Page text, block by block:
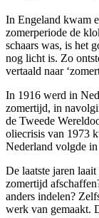
In Engeland kwam
zomerperiode de
schaars was, is het
nog licht is. Zo
vertaald naar
In 1916 werd in
zomertijd, in
de Tweede
oliecrisis van 1973
Nederland volgde in
De laatste jaren
zomertijd
anders indelen?
werk van gemaakt.